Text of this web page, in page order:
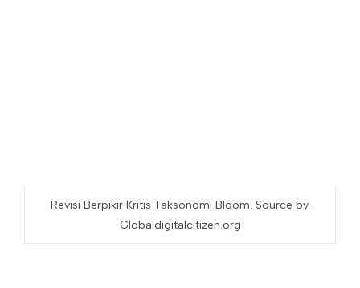
Revisi Berpikir Kritis Taksonomi Bloom. Source by.
Globaldigitalcitizen.org